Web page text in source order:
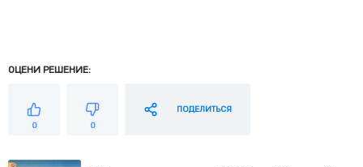
ОЦЕНИ РЕШЕНИЕ:
0 0
ПОДЕЛИТЬСЯ